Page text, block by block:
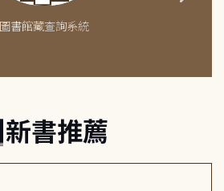
圖書館藏查詢系統
新書推薦